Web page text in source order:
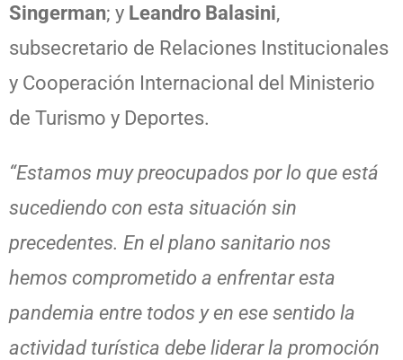
Singerman; y Leandro Balasini,
subsecretario de Relaciones Institucionales
y Cooperación Internacional del Ministerio
de Turismo y Deportes.
“Estamos muy preocupados por lo que está
sucediendo con esta situación sin
precedentes. En el plano sanitario nos
hemos comprometido a enfrentar esta
pandemia entre todos y en ese sentido la
actividad turística debe liderar la promoción